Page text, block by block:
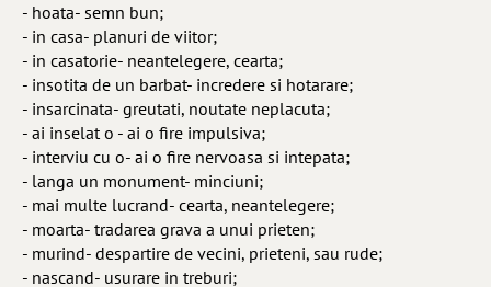
- hoata- semn bun;
- in casa- planuri de viitor;
- in casatorie- neantelegere, cearta;
- insotita de un barbat- incredere si hotarare;
- insarcinata- greutati, noutate neplacuta;
- ai inselat o - ai o fire impulsiva;
- interviu cu o- ai o fire nervoasa si intepata;
- langa un monument- minciuni;
- mai multe lucrand- cearta, neantelegere;
- moarta- tradarea grava a unui prieten;
- murind- despartire de vecini, prieteni, sau rude;
- nascand- usurare in treburi;